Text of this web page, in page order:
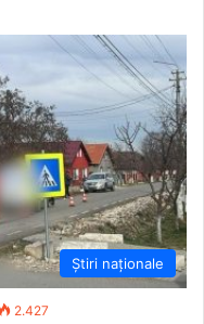
Știri naționale
2.427